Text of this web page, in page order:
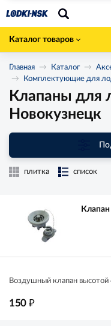
Каталог товаров
Главная Каталог
Комплектующие для
Клапаны для
Новокузнецк
плитка список
Воздушный клапан
150 ₽